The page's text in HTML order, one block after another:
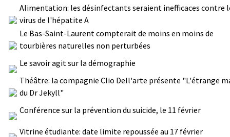
Alimentation: les désinfectants seraient inefficaces contre
virus de l'hépatite A
Le Bas-Saint-Laurent compterait de moins en moins de
tourbières naturelles non perturbées
Le savoir agit sur la démographie
Théâtre: la compagnie Clio Dell'arte présente "L'étrange
du Dr Jekyll"
Conférence sur la prévention du suicide, le 11 février
Vitrine étudiante: date limite repoussée au 17 février